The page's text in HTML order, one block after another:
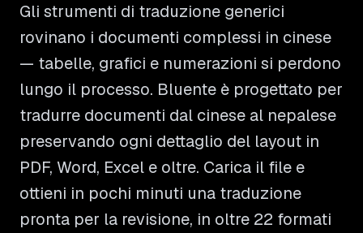
Gli strumenti di traduzione generici
rovinano i documenti complessi in cinese
— tabelle, grafici e numerazioni si perdono
lungo il processo. Bluente è progettato per
tradurre documenti dal cinese al nepalese
preservando ogni dettaglio del layout in
PDF, Word, Excel e oltre. Carica il file e
ottieni in pochi minuti una traduzione
pronta per la revisione, in oltre 22 formati